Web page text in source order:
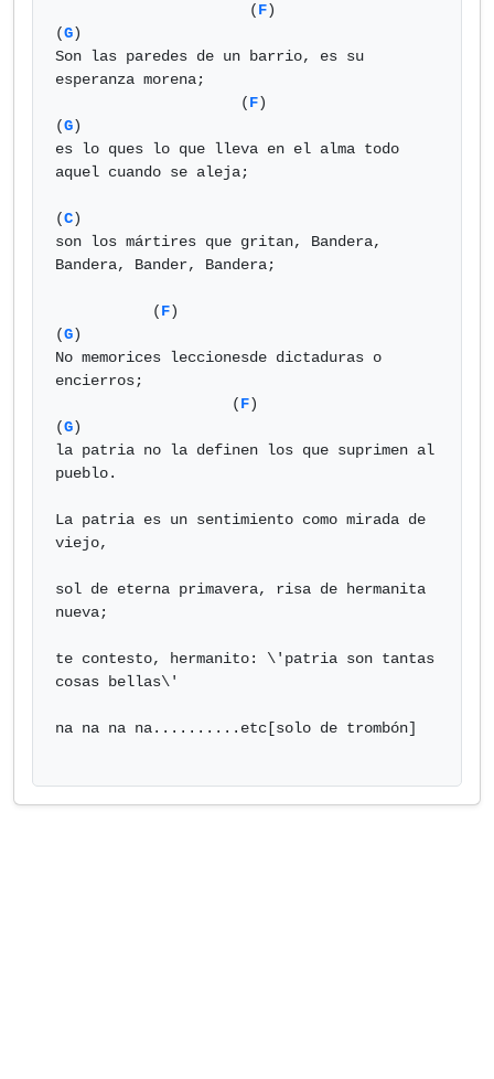
                      (
F)
(G)
Son las paredes de un barrio, es su
esperanza morena;
                     (
F)
(G)
es lo ques lo que lleva en el alma todo
aquel cuando se aleja;
(C)
son los mártires que gritan, Bandera,
Bandera, Bander, Bandera;
           (
F)
(G)
No memorices leccionesde dictaduras o
encierros;
                    (
F)
(G)
la patria no la definen los que suprimen al
pueblo.
La patria es un sentimiento como mirada de
viejo,
sol de eterna primavera, risa de hermanita
nueva;
te contesto, hermanito: \'patria son tantas
cosas bellas\'
na na na na..........etc[solo de trombón]